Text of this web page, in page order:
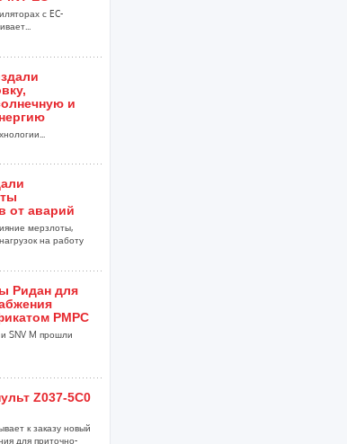
с EC-
и
от аварий
мерзлоты,
на работу
Ридан для
РМРС
SNV M прошли
Z037-5C0
к заказу новый
для приточно-